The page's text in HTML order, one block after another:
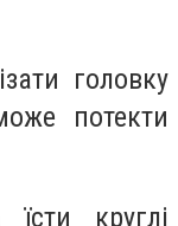
головку
потекти
круглі